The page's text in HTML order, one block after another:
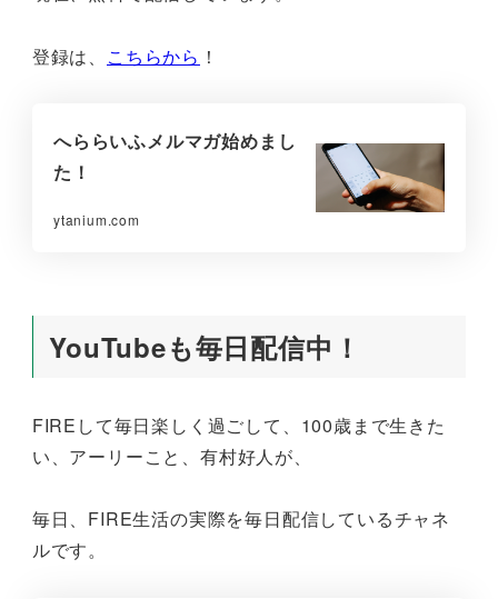
登録は、 こちらから ！
へららいふメルマガ始めまし
た！
ytanium.com
YouTubeも毎日配信中！
FIREして毎日楽しく過ごして、100歳まで生きた
い、アーリーこと、有村好人が、
毎日、FIRE生活の実際を毎日配信しているチャネ
ルです。